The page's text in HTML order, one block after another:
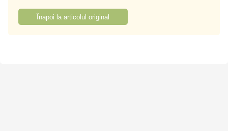
Înapoi la articolul original